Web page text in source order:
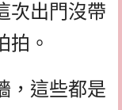
次出門沒帶
拍。
，這些都是